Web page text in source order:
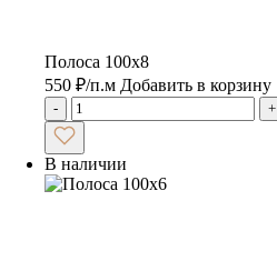
Полоса 100х8
550 ₽/п.м Добавить в корзину
- +
В наличии